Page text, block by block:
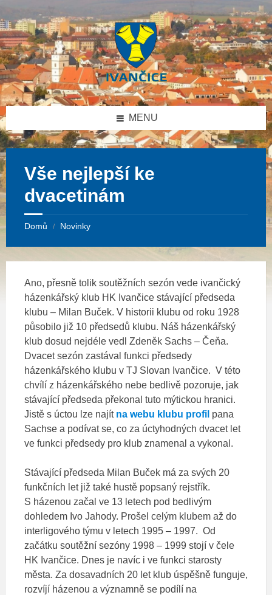
obsah
levý
panel
patičku
MENU
Vše nejlepší ke
dvacetinám
Domů / Novinky
Ano, přesně tolik soutěžních sezón vede ivančický
házenkářský klub HK Ivančice stávající předseda
klubu – Milan Buček. V historii klubu od roku 1928
působilo již 10 předsedů klubu. Náš házenkářský
klub dosud nejdéle vedl Zdeněk Sachs – Čeňa.
Dvacet sezón zastával funkci předsedy
házenkářského klubu v TJ Slovan Ivančice. V této
chvílí z házenkářského nebe bedlivě pozoruje, jak
stávající předseda překonal tuto mýtickou hranici.
Jistě s úctou lze najít na webu klubu profil pana
Sachse a podívat se, co za úctyhodných dvacet let
ve funkci předsedy pro klub znamenal a vykonal.
Stávající předseda Milan Buček má za svých 20
funkčních let již také hustě popsaný rejstřík.
S házenou začal ve 13 letech pod bedlivým
dohledem Ivo Jahody. Prošel celým klubem až do
interligového týmu v letech 1995 – 1997. Od
začátku soutěžní sezóny 1998 – 1999 stojí v čele
HK Ivančice. Dnes je navíc i ve funkci starosty
města. Za dosavadních 20 let klub úspěšně funguje,
rozvíjí házenou a významně se podílí na